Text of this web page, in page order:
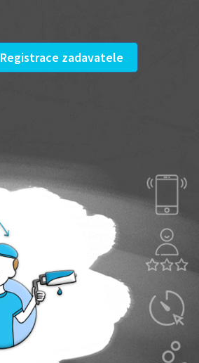
Registrace zadavatele